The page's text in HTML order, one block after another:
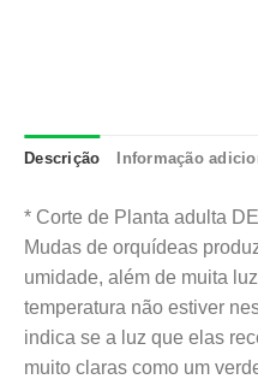
Descrição Informação
* Corte de Planta adulta
Mudas de orquídeas
umidade, além de muita
temperatura não estiver
indica se a luz que elas
muito claras como um